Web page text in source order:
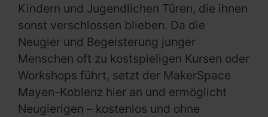
Kindern und Jugendlichen Türen, die ihnen
sonst verschlossen blieben. Da die
Neugier und Begeisterung junger
Menschen oft zu kostspieligen Kursen oder
Workshops führt, setzt der MakerSpace
Mayen-Koblenz hier an und ermöglicht
Neugierigen – kostenlos und ohne